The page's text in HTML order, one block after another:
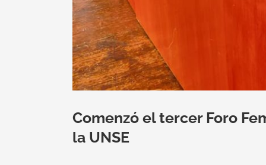
Comenzó el tercer Foro
la UNSE